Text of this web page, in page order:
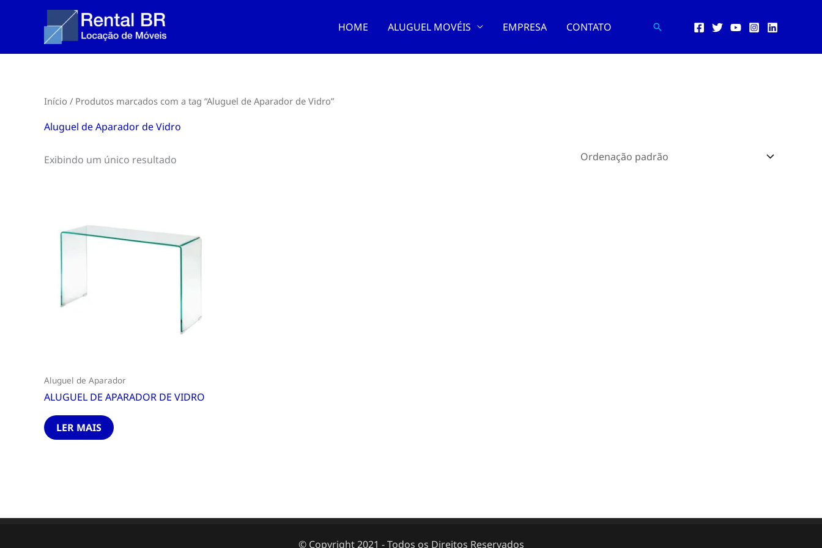
conteúdo
HOME ALUGUEL MOVÉIS EMPRESA CONTATO Pesquisar
Início / Produtos marcados com a tag “Aluguel de Aparador de Vidro”
Aluguel de Aparador de Vidro
Exibindo um único resultado
Aluguel de Aparador
ALUGUEL DE APARADOR DE VIDRO
LER MAIS
© Copyright 2021 - Todos os Direitos Reservados